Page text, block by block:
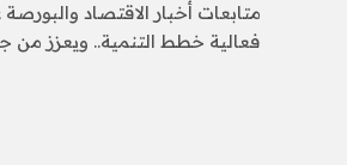
متابعات أخبار الاقتصاد
فعالية خطط التنمية.. ويعزز من